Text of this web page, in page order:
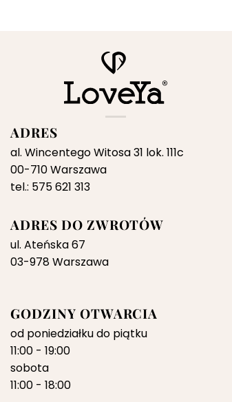
ADRES
al. Wincentego Witosa 31 lok. 111c
00-710 Warszawa
tel.: 575 621 313
ADRES DO ZWROTÓW
ul. Ateńska 67
03-978 Warszawa
GODZINY OTWARCIA
od poniedziałku do piątku
11:00 - 19:00
sobota
11:00 - 18:00